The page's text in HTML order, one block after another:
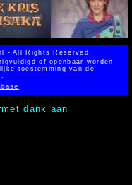
- All Rights Reserved.
of openbaar worden
toestemming van de
Data6ase
met dank aan